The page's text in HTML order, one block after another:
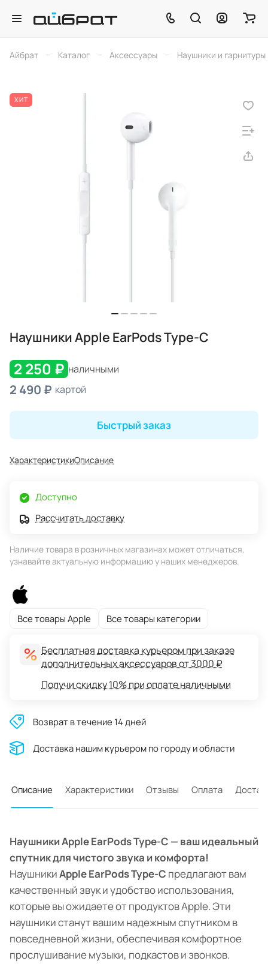
Айбрат – Каталог – Аксессуары – Наушники и гарнитуры
ХИТ
Наушники Apple EarPods Type-C
2 250 ₽ наличными
2 490 ₽ картой
Быстрый заказ
ХарактеристикиОписание
Доступно
Рассчитать доставку
Наличие товара в розничных магазинах может отличаться,
узнавайте актуальную информацию у наших менеджеров.
Все товары Apple Все товары категории
Бесплатная доставка курьером при заказе
дополнительных аксессуаров от 3000 ₽
Получи скидку 10% при оплате наличными
Возврат в течение 14 дней
Доставĸа нашим ĸурьером по городу и области
Описание Характеристики Отзывы Оплата
Наушники Apple EarPods Type-C — ваш идеальный
спутник для чистого звука и комфорта!
НаушникиApple EarPods Type-C предлагают вам
качественный звук и удобство использования,
которые вы ожидаете от продуктов Apple. Эти
наушники станут вашим надежным спутником в
повседневной жизни, обеспечивая комфортное
прослушивание музыки, подкастов и звонков.